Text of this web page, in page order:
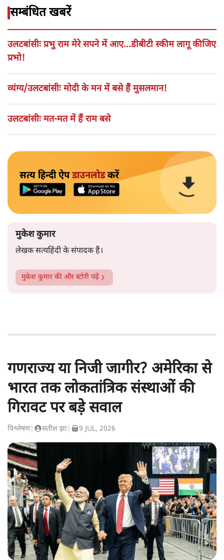
सम्बंधित खबरें
उलटबांसीः प्रभु राम मेरे सपने में आए...डीबीटी स्कीम लागू कीजिए
प्रभो!
व्यंग्य/उलटबांसीः मोदी के मन में बसे हैं मुसलमान!
उलटबांसीः मत-मत में हैं राम बसे
सत्य हिन्दी ऐपडाउनलोडकरें
मुकेश कुमार
लेखक सत्यहिंदी के संपादक हैं।
मुकेश कुमार की और स्टोरी पढ़ें
गणराज्य या निजी जागीर? अमेरिका से
भारत तक लोकतांत्रिक संस्थाओं की
गिरावट पर बड़े सवाल
विश्लेषण| सतीश झा 9 JUL, 2026